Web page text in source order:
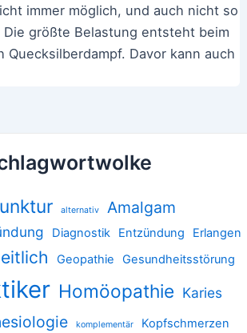
immer möglich, und auch nicht so
größte Belastung entsteht beim
Quecksilberdampf. Davor kann auch
alternativ Amalgam
Diagnostik Entzündung Erlangen
Geopathie Gesundheitsstörung
Homöopathie Karies
komplementär
Kopfschmerzen